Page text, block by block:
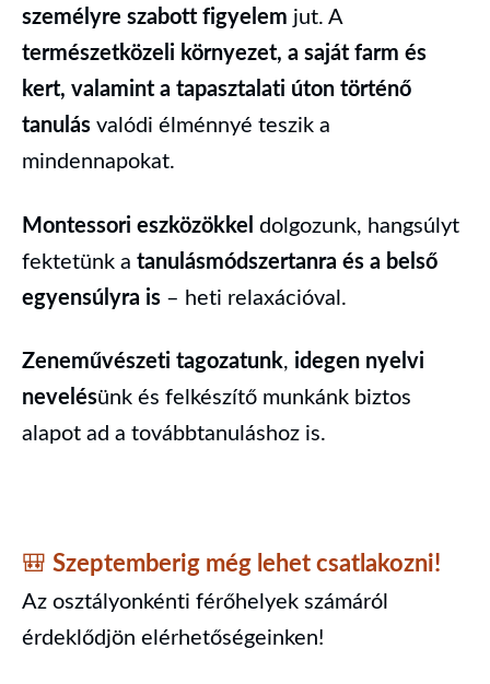
személyre szabott figyelem jut. A
természetközeli környezet, a saját farm és
kert, valamint a tapasztalati úton történő
tanulásvalódi élménnyé teszik a
mindennapokat.
Montessori eszközökkel dolgozunk, hangsúlyt
fektetünk a tanulásmódszertanra és a belső
egyensúlyra is – heti relaxációval.
Zeneművészeti tagozatunk, idegen nyelvi
nevelésünk és felkészítő munkánk biztos
alapot ad a továbbtanuláshoz is.
🎒 Szeptemberig még lehet csatlakozni!
Az osztályonkénti férőhelyek számáról
érdeklődjön elérhetőségeinken!